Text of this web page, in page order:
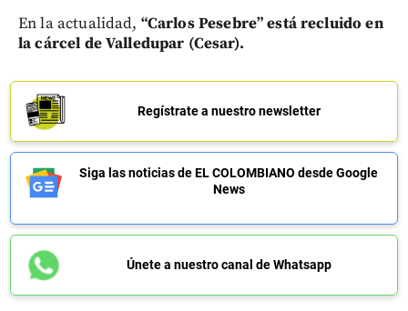
En la actualidad, “Carlos Pesebre” está recluido en
la cárcel de Valledupar (Cesar).
Regístrate a nuestro newsletter
Siga las noticias de EL COLOMBIANO desde Google
News
Únete a nuestro canal de Whatsapp